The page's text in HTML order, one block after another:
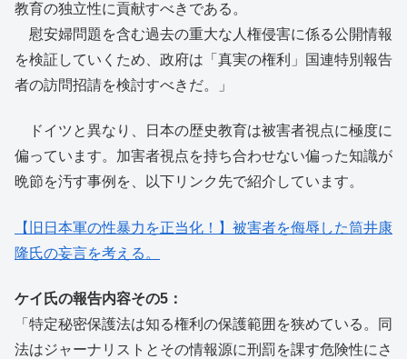
教育の独立性に貢献すべきである。
慰安婦問題を含む過去の重大な人権侵害に係る公開情報
を検証していくため、政府は「真実の権利」国連特別報告
者の訪問招請を検討すべきだ。」
ドイツと異なり、日本の歴史教育は被害者視点に極度に
偏っています。加害者視点を持ち合わせない偏った知識が
晩節を汚す事例を、以下リンク先で紹介しています。
【旧日本軍の性暴力を正当化！】被害者を侮辱した筒井康
隆氏の妄言を考える。
ケイ氏の報告内容その5：
「特定秘密保護法は知る権利の保護範囲を狭めている。同
法はジャーナリストとその情報源に刑罰を課す危険性にさ